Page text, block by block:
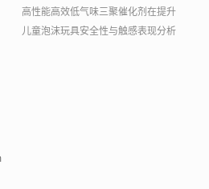
高性能高效低气味三聚催化剂在提升
儿童泡沫玩具安全性与触感表现分析